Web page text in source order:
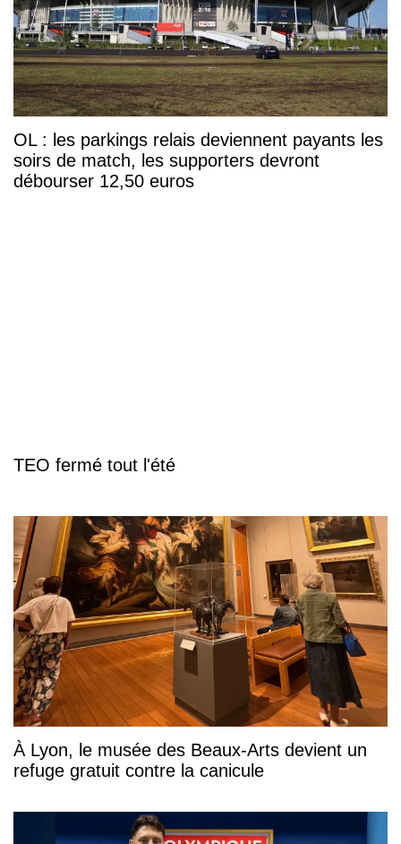
OL : les parkings relais deviennent payants les
soirs de match, les supporters devront
débourser 12,50 euros
TEO fermé tout l'été
À Lyon, le musée des Beaux-Arts devient un
refuge gratuit contre la canicule